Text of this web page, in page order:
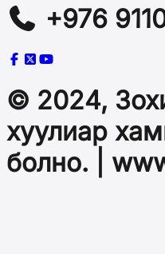
+976
© 2024,
хуулиар
болно. |